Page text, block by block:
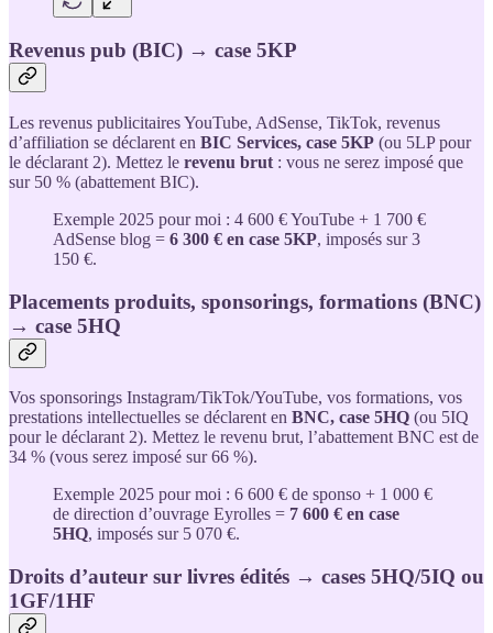
Revenus pub (BIC) → case 5KP
Les revenus publicitaires YouTube, AdSense, TikTok, revenus
d’affiliation se déclarent en BIC Services, case 5KP (ou 5LP pour
le déclarant 2). Mettez le revenu brut : vous ne serez imposé que
sur 50 % (abattement BIC).
Exemple 2025 pour moi : 4 600 € YouTube + 1 700 €
AdSense blog = 6 300 € en case 5KP, imposés sur 3
150 €.
Placements produits, sponsorings, formations (BNC)
→ case 5HQ
Vos sponsorings Instagram/TikTok/YouTube, vos formations, vos
prestations intellectuelles se déclarent en BNC, case 5HQ (ou 5IQ
pour le déclarant 2). Mettez le revenu brut, l’abattement BNC est de
34 % (vous serez imposé sur 66 %).
Exemple 2025 pour moi : 6 600 € de sponso + 1 000 €
de direction d’ouvrage Eyrolles = 7 600 € en case
5HQ, imposés sur 5 070 €.
Droits d’auteur sur livres édités → cases 5HQ/5IQ ou
1GF/1HF